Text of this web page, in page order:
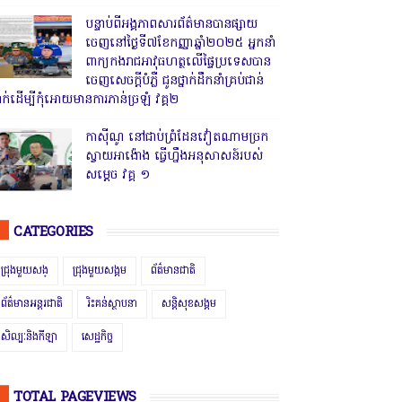
បន្ទាប់ពីអង្គភាពសារព័ត៌មានបានផ្សាយ
ចេញនៅថ្ងៃទី៧ខែកញ្ញាឆ្នាំ២០២៥ អ្នកនាំ
ពាក្យកងរាជអាវុធហត្ថលើផ្ទៃប្រទេសបាន
ចេញសេចក្តីបំភ្លឺ ជូនថ្នាក់ដឹកនាំគ្រប់ជាន់
ាក់ដើម្បីកុំអោយមានការភាន់ច្រឡំ វគ្គ២
កាសុីណូ នៅជាប់ព្រំដែនវៀតណាមច្រក
ស្វាយអាង៉ោង ធ្វើហ្នឹងអនុសាសន៍របស់
សម្ដេច វគ្គ ១
CATEGORIES
ជ្រុងមួយសង្ ជ្រុងមួយសង្គម ព័ត៌មានជាតិ
ព័ត៌មានអន្តរជាតិ រិះគន់ស្ថាបនា សន្តិសុខសង្គម
សិល្បៈនិងកីឡា សេដ្ឋកិច្ច
TOTAL PAGEVIEWS